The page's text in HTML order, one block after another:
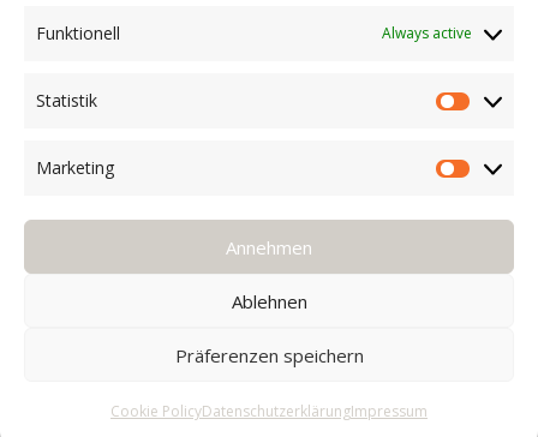
Funktionell Always active
Statistik
Marketing
Annehmen
Ablehnen
Präferenzen speichern
Cookie PolicyDatenschutzerklärungImpressum
Technik
Verlegeanleitung
Vor dem Kauf
Kährs Gruppe
Ökologie